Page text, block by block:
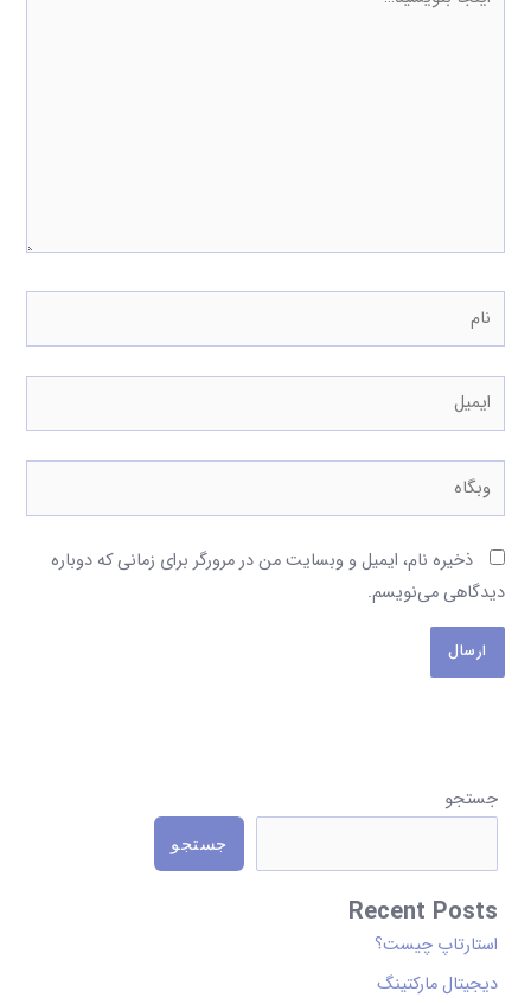
جستجو
جستجو
Recent Posts
استارتاپ چیست؟
دیجیتال مارکتینگ
D
s
p
l
بنویسید…
نام
ایمیل
وبگاه
ذخیره نام، ایمیل و وبسایت من در مرورگر برای زمانی که دوباره
دیدگاهی می‌نویسم.